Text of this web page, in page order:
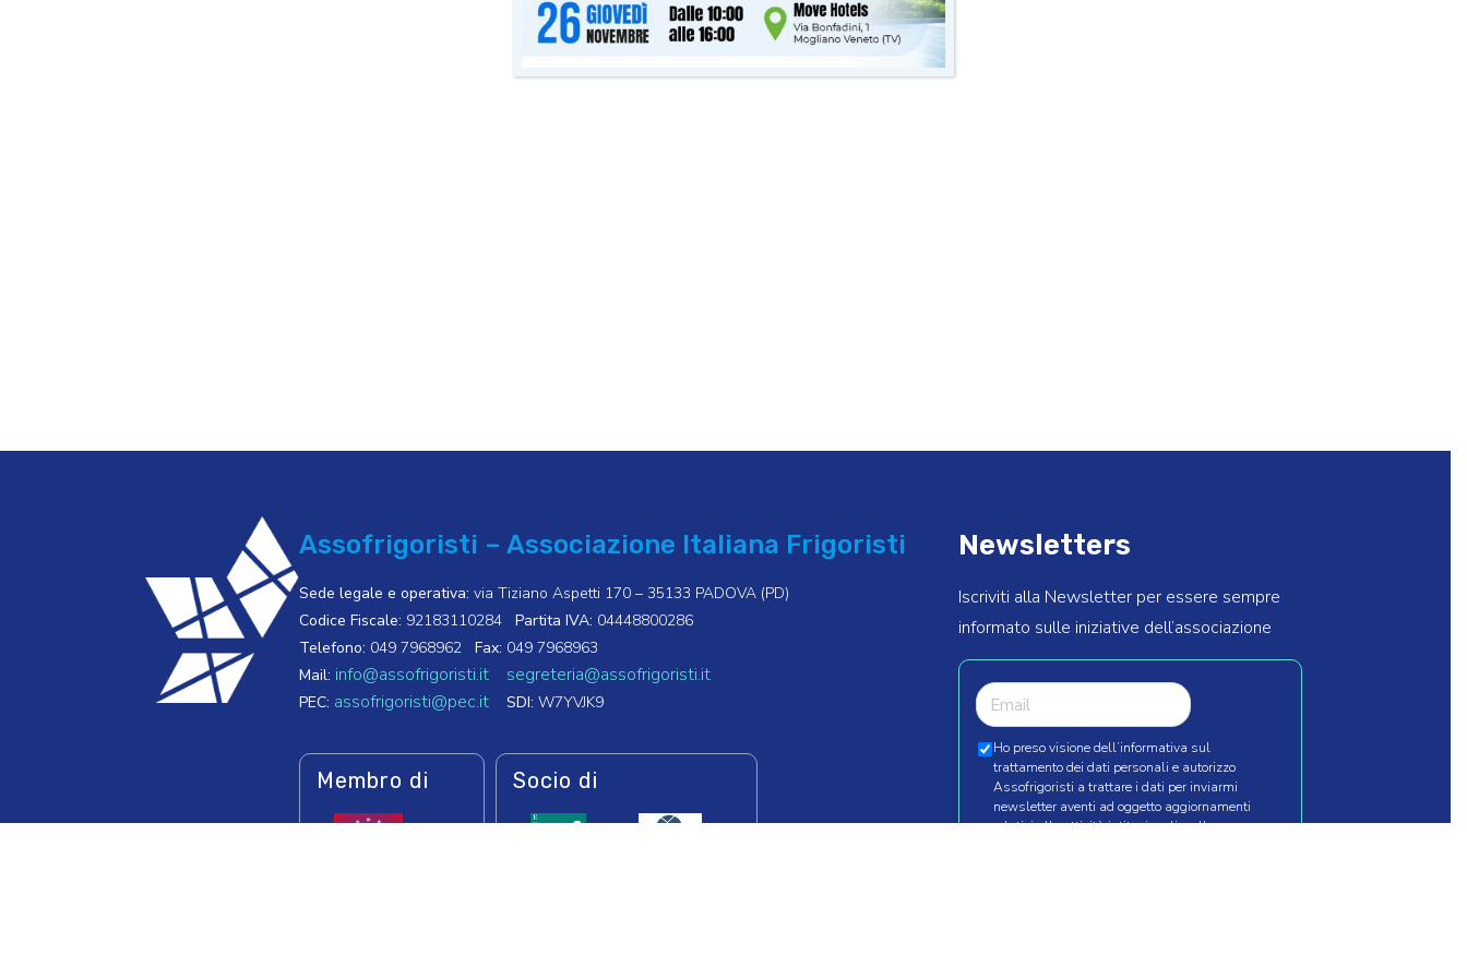
Assofrigoristi – Associazione Italiana Frigoristi
Sede legale e operativa: via Tiziano Aspetti 170 – 35133 PADOVA (PD)
Codice Fiscale: 92183110284 Partita IVA: 04448800286
Telefono: 049 7968962 Fax: 049 7968963
Mail: info@assofrigoristi.it segreteria@assofrigoristi.it
PEC: assofrigoristi@pec.it SDI: W7YVJK9
Membro di Socio di
Newsletters
Iscriviti alla Newsletter per essere sempre
informato sulle iniziative dell’associazione
Ho preso visione dell’informativa sul
trattamento dei dati personali e autorizzo
Assofrigoristi a trattare i dati per inviarmi
newsletter aventi ad oggetto aggiornamenti
relativi alle attività istituzionali e alla